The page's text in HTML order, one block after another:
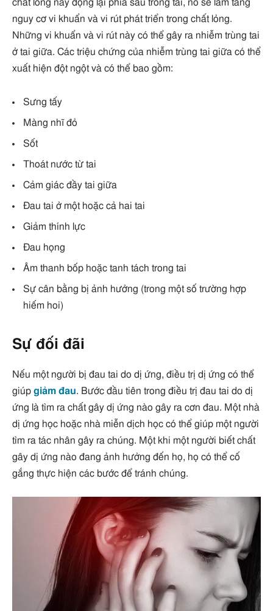
chất lỏng này đọng lại phía sau trống tai, nó sẽ làm tăng
nguy cơ vi khuẩn và vi rút phát triển trong chất lỏng.
Những vi khuẩn và vi rút này có thể gây ra nhiễm trùng tai
ở tai giữa. Các triệu chứng của nhiễm trùng tai giữa có thể
xuất hiện đột ngột và có thể bao gồm:
Sưng tấy
Màng nhĩ đỏ
Sốt
Thoát nước từ tai
Cảm giác đầy tai giữa
Đau tai ở một hoặc cả hai tai
Giảm thính lực
Đau họng
Âm thanh bốp hoặc tanh tách trong tai
Sự cân bằng bị ảnh hưởng (trong một số trường hợp
hiếm hoi)
Sự đối đãi
Nếu một người bị đau tai do dị ứng, điều trị dị ứng có thể
giúp giảm đau. Bước đầu tiên trong điều trị đau tai do dị
ứng là tìm ra chất gây dị ứng nào gây ra cơn đau. Một nhà
dị ứng học hoặc nhà miễn dịch học có thể giúp một người
tìm ra tác nhân gây ra chúng. Một khi một người biết chất
gây dị ứng nào đang ảnh hưởng đến họ, họ có thể cố
gắng thực hiện các bước để tránh chúng.